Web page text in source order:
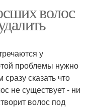
волос
у
проблемы нужно
сказать что
не существует - ни
волос под